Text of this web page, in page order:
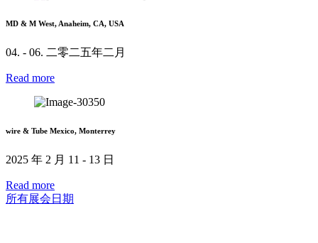
MD & M West, Anaheim, CA, USA
04. - 06. 二零二五年二月
Read more
wire & Tube Mexico, Monterrey
2025 年 2 月 11 - 13 日
Read more
所有展会日期